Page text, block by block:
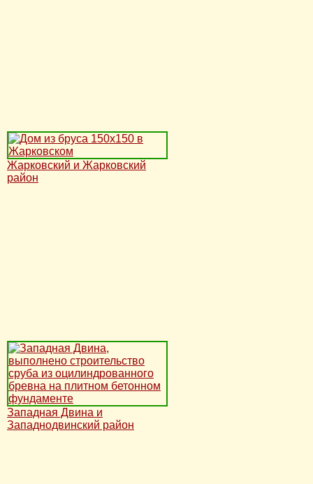
Жарковский и Жарковский
район
Западная Двина и
Западнодвинский район